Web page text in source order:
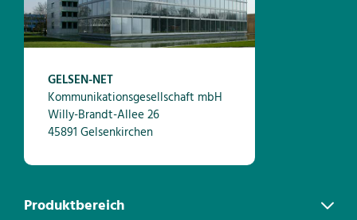
GELSEN-NET
Kommunikationsgesellschaft mbH
Willy-Brandt-Allee 26
45891 Gelsenkirchen
Produktbereich